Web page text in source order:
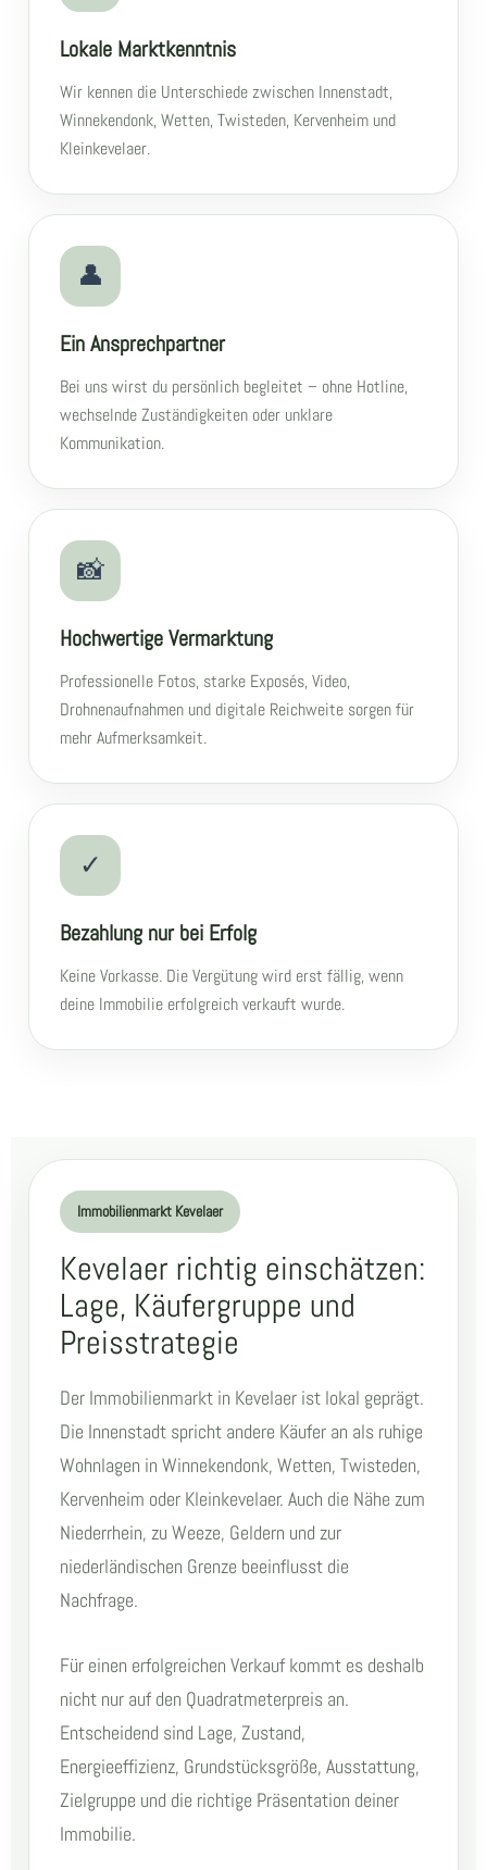
Lokale Marktkenntnis
Wir kennen die Unterschiede zwischen Innenstadt,
Winnekendonk, Wetten, Twisteden, Kervenheim und
Kleinkevelaer.
👤
Ein Ansprechpartner
Bei uns wirst du persönlich begleitet – ohne Hotline,
wechselnde Zuständigkeiten oder unklare
Kommunikation.
📸
Hochwertige Vermarktung
Professionelle Fotos, starke Exposés, Video,
Drohnenaufnahmen und digitale Reichweite sorgen für
mehr Aufmerksamkeit.
✓
Bezahlung nur bei Erfolg
Keine Vorkasse. Die Vergütung wird erst fällig, wenn
deine Immobilie erfolgreich verkauft wurde.
Immobilienmarkt Kevelaer
Kevelaer richtig einschätzen:
Lage, Käufergruppe und
Preisstrategie
Der Immobilienmarkt in Kevelaer ist lokal geprägt.
Die Innenstadt spricht andere Käufer an als ruhige
Wohnlagen in Winnekendonk, Wetten, Twisteden,
Kervenheim oder Kleinkevelaer. Auch die Nähe zum
Niederrhein, zu Weeze, Geldern und zur
niederländischen Grenze beeinflusst die
Nachfrage.
Für einen erfolgreichen Verkauf kommt es deshalb
nicht nur auf den Quadratmeterpreis an.
Entscheidend sind Lage, Zustand,
Energieeffizienz, Grundstücksgröße, Ausstattung,
Zielgruppe und die richtige Präsentation deiner
Immobilie.